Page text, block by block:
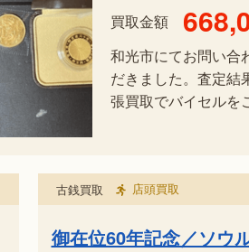
買取金額
和光市にてお問い合
だきました。査定結
張買取でバイセルを
古銭買取 店頭買取
御在位60年記念／ソウ